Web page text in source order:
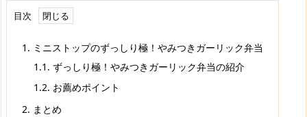
目次
1. ミニストップのずっしり極！やみつきガーリック弁当
1.1. ずっしり極！やみつきガーリック弁当の紹介
1.2. お薦めポイント
2. まとめ